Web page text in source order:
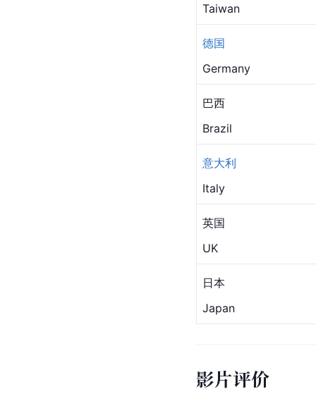
Taiwan
德国
Germany
巴西
Brazil
意大利
Italy
英国
UK
日本
Japan
影片评价